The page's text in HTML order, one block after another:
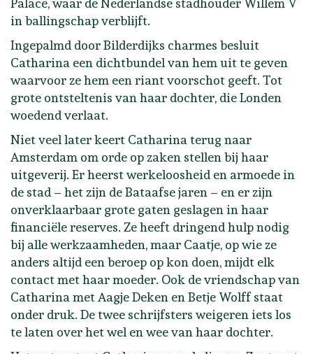
Palace, waar de Nederlandse stadhouder Willem V
in ballingschap verblijft.
Ingepalmd door Bilderdijks charmes besluit
Catharina een dichtbundel van hem uit te geven
waarvoor ze hem een riant voorschot geeft. Tot
grote ontsteltenis van haar dochter, die Londen
woedend verlaat.
Niet veel later keert Catharina terug naar
Amsterdam om orde op zaken stellen bij haar
uitgeverij. Er heerst werkeloosheid en armoede in
de stad – het zijn de Bataafse jaren – en er zijn
onverklaarbaar grote gaten geslagen in haar
financiële reserves. Ze heeft dringend hulp nodig
bij alle werkzaamheden, maar Caatje, op wie ze
anders altijd een beroep op kon doen, mijdt elk
contact met haar moeder. Ook de vriendschap van
Catharina met Aagje Deken en Betje Wolff staat
onder druk. De twee schrijfsters weigeren iets los
te laten over het wel en wee van haar dochter.